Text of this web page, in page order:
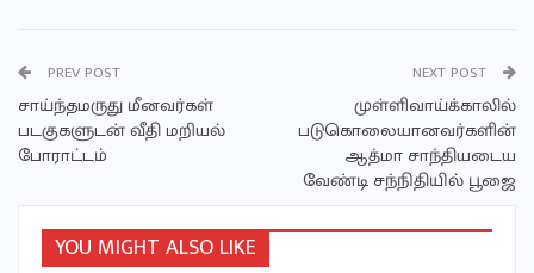
PREV POST
சாய்ந்தமருது மீனவர்கள்
படகுகளுடன் வீதி மறியல்
போராட்டம்
NEXT POST
முள்ளிவாய்க்காலில்
படுகொலையானவர்களின்
ஆத்மா சாந்தியடைய
வேண்டி சந்நிதியில் பூஜை
YOU MIGHT ALSO LIKE